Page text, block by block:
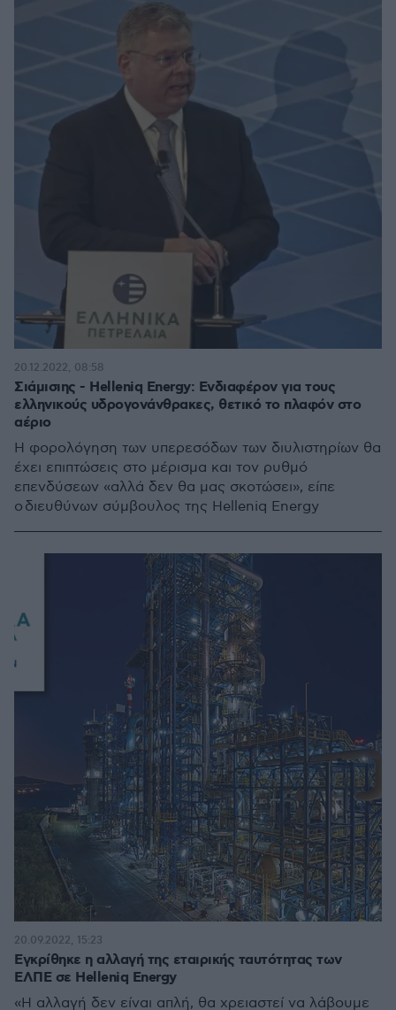
Σιάμισιης - Helleniq Energy: Ενδιαφέρον για τους
ελληνικούς υδρογονάνθρακες, θετικό το πλαφόν στο
αέριο
Η φορολόγηση των υπερεσόδων των διυλιστηρίων θα
έχει επιπτώσεις στο μέρισμα και τον ρυθμό
επενδύσεων «αλλά δεν θα μας σκοτώσει», είπε
ο διευθύνων σύμβουλος της Helleniq Energy
20.12.2022, 08:58
Εγκρίθηκε η αλλαγή της εταιρικής ταυτότητας των
ΕΛΠΕ σε Helleniq Energy
«Η αλλαγή δεν είναι απλή, θα χρειαστεί να λάβουμε
20.09.2022, 15:23